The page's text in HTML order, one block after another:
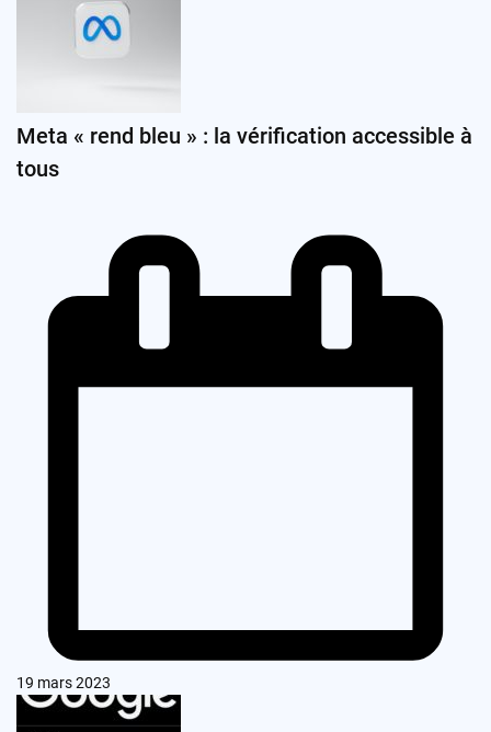
Meta « rend bleu » : la vérification accessible à
tous
19 mars 2023